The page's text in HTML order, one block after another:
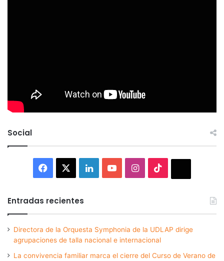
Social
Facebook LinkedInYouTubeInstagram
Entradas recientes
Directora de la Orquesta Symphonia de la UDLAP dirige
agrupaciones de talla nacional e internacional
La convivencia familiar marca el cierre del Curso de Verano de